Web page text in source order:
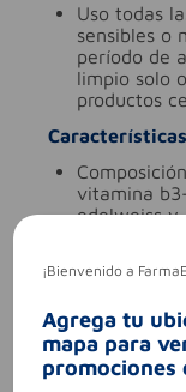
uso todas
sensibles o
período de
limpio solo
productos
composición
vitamina
edelweiss y
libre de
tipo de
Aviso legal
¡Bienvenido a
Agrega tu
mapa para
promociones